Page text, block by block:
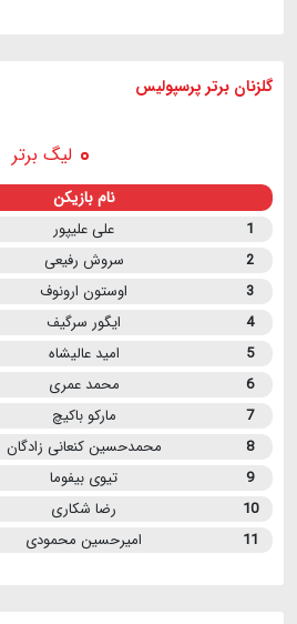
گلزنان برتر پرسپولیس
لیگ برتر
نام بازیکن
1 علی علیپور
2
سروش رفیعی
3
اوستون ارونوف
4
ایگور سرگیف
5
امید عالیشاه
6
محمد عمری
7
مارکو باکیچ
8
محمدحسین کنعانی زادگان
9
تیوی بیفوما
10
رضا شکاری
11
امیرحسین محمودی